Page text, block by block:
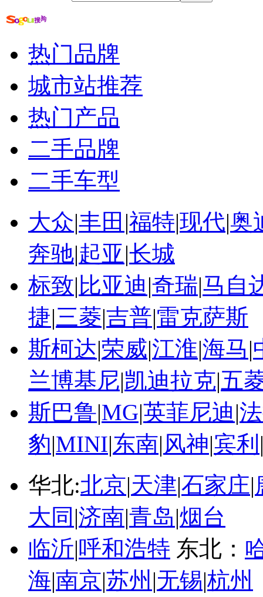
bmw1系自然吸汽发动机
bmw4系展厅品鉴活动
bmw3系3种驾驶模式
新bmw3系悠贷金融计划
全新bmw高效混合...
热门品牌
城市站推荐
热门产品
二手品牌
二手车型
大众|丰田 |福特|现代|奥
奔驰|起亚|长城
标致| 比亚迪|奇瑞|马自
捷|三菱|吉普|雷克萨斯
斯柯达|荣威|江淮|海马|
兰博基尼|凯迪拉克|五
斯巴鲁|MG|英菲尼迪|
豹|MINI|东南|风神|宾利
华北:北京|天津|石家庄|
大同 |济南|青岛|烟台
临沂|呼和浩特 东北：
海|南京|苏州 |无锡|杭州